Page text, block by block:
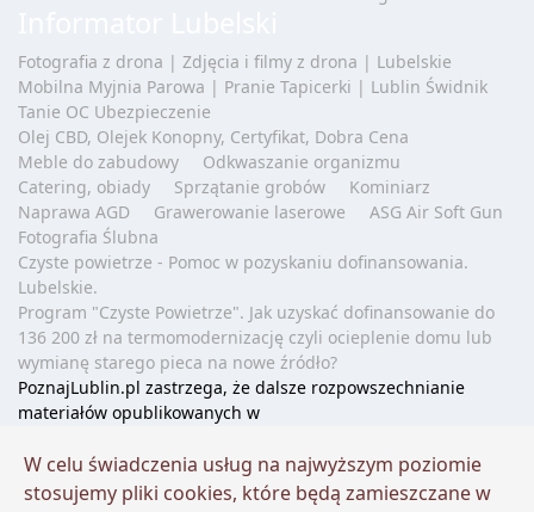
Fotografia z drona | Zdjęcia i filmy z drona | Lubelskie
Mobilna Myjnia Parowa | Pranie Tapicerki | Lublin Świdnik
Tanie OC Ubezpieczenie
Olej CBD, Olejek Konopny, Certyfikat, Dobra Cena
Meble do zabudowy
Odkwaszanie organizmu
Catering, obiady
Sprzątanie grobów
Kominiarz
Naprawa AGD
Grawerowanie laserowe
ASG Air Soft Gun
Fotografia Ślubna
Czyste powietrze - Pomoc w pozyskaniu dofinansowania.
Lubelskie.
Program "Czyste Powietrze". Jak uzyskać dofinansowanie do
136 200 zł na termomodernizację czyli ocieplenie domu lub
wymianę starego pieca na nowe źródło?
PoznajLublin.pl zastrzega, że dalsze rozpowszechnianie
materiałów opublikowanych w
warunków korzystania z treści.
Podstawa prawna: art. 25 ust. 1 pkt 1 b ustawy z dnia 4 lutego
W celu świadczenia usług na najwyższym poziomie
stosujemy pliki cookies, które będą zamieszczane w